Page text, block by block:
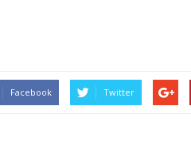
Facebook Twitter